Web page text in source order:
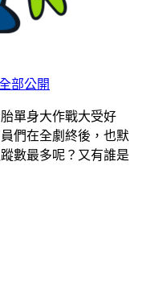
部公開
單身大作戰大受好
們在全劇終後，也默
數最多呢？又有誰是